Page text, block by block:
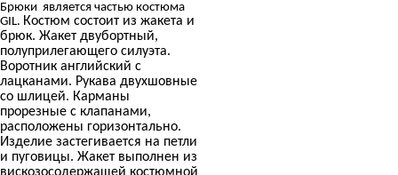
Брюки является частью костюма
GIL. Костюм состоит из жакета и
брюк. Жакет двубортный,
полуприлегающего силуэта.
Воротник английский с
лацканами. Рукава двухшовные
со шлицей. Карманы
прорезные с клапанами,
расположены горизонтально.
Изделие застегивается на петли
и пуговицы. Жакет выполнен из